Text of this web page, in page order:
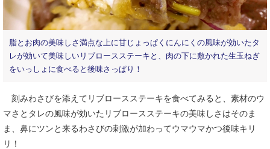
脂とお肉の美味しさ満点な上に甘じょっぱくにんにくの風味が効いたタ
レが効いて美味しいリブロースステーキと、肉の下に敷かれた生玉ねぎ
をいっしょに食べると後味さっぱり！
刻みわさびを添えてリブロースステーキを食べてみると、素材のウ
マさとタレの風味が効いたリブロースステーキの美味しさはそのま
ま、鼻にツンと来るわさびの刺激が加わってウマウマかつ後味キリ
リ！